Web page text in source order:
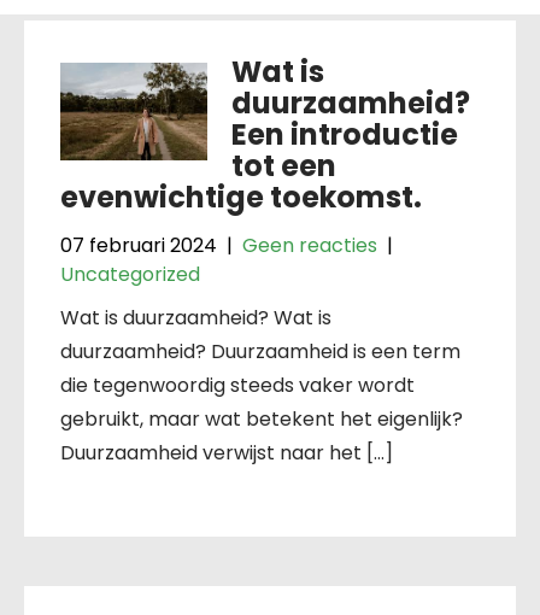
Wat is
duurzaamheid?
Een introductie
tot een
evenwichtige toekomst.
07 februari 2024 | Geen reacties |
Uncategorized
Wat is duurzaamheid? Wat is
duurzaamheid? Duurzaamheid is een term
die tegenwoordig steeds vaker wordt
gebruikt, maar wat betekent het eigenlijk?
Duurzaamheid verwijst naar het […]